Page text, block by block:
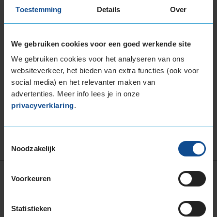
Toestemming Details Over
We gebruiken cookies voor een goed werkende site
We gebruiken cookies voor het analyseren van ons
websiteverkeer, het bieden van extra functies (ook voor
social media) en het relevanter maken van
advertenties. Meer info lees je in onze
privacyverklaring.
Noodzakelijk
Voorkeuren
Statistieken
Goodyear EAGLE F1 ASYMMETRIC 6
Goodyear EFFICIENTGRIP 2 SUV
Goodyear EFFICIENTGRIP COMPACT
Goodyear EFFICIENTGRIP
Goodyear DURAGRIP
Goodyear EAGLE F1 ASYMMETRIC 3 SUV
Vind jouw perfecte band
kies All season